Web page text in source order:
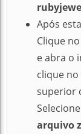
Após
Clique
e abra o
clique
superior
arquivo